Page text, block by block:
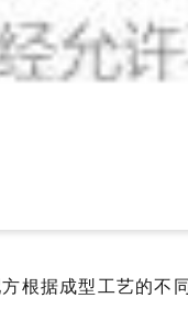
根据成型工艺的